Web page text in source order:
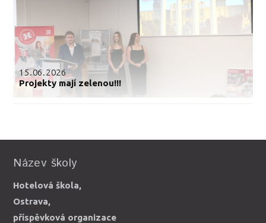
15.06.2026
Projekty mají zelenou!!!
Název školy
Hotelová škola,
Ostrava,
příspěvková organizace